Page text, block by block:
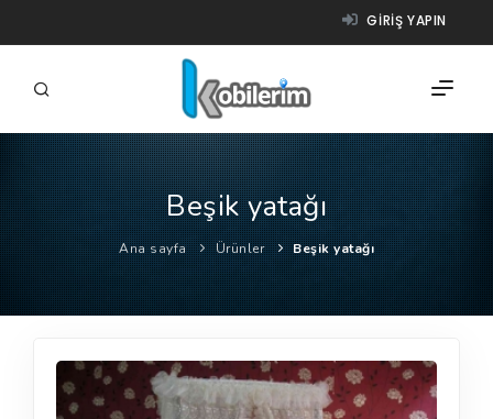
GIRIŞ YAPIN
FIRMALAR
ÜRÜNLER
NASIL ÇALIŞIR?
YARDIM
Beşik yatağı
Ana sayfa Ürünler Beşik yatağı